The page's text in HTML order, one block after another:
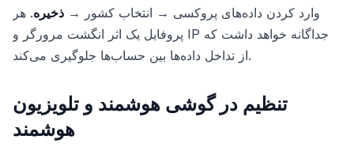
وارد کردن داده‌های پروکسی → انتخاب کشور → ذخیره. هر
پروفایل یک اثر انگشت مرورگر و IP جداگانه خواهد داشت که
از تداخل داده‌ها بین حساب‌ها جلوگیری می‌کند.
تنظیم در گوشی هوشمند و تلویزیون
هوشمند